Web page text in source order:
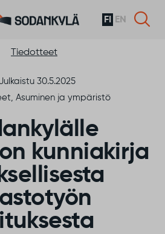
FI EN
Tiedotteet
30.5.2025
Asuminen ja ympäristö
kunniakirja